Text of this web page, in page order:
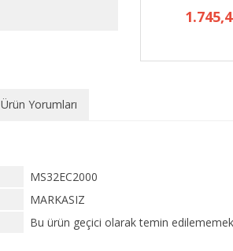
Ürün Yorumları
MS32EC2000
MARKASIZ
Bu ürün geçici olarak temin